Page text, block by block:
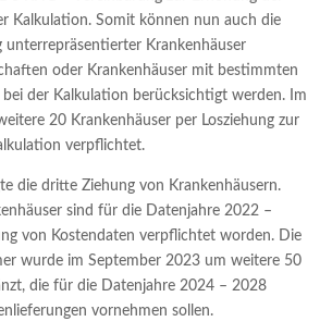
Kalkulation. Somit können nun auch die
unterrepräsentierter Krankenhäuser
oder Krankenhäuser mit bestimmten
bei der Kalkulation berücksichtigt werden. Im
20 Krankenhäuser per Losziehung zur
verpflichtet.
die dritte Ziehung von Krankenhäusern.
sind für die Datenjahre 2022 –
von Kostendaten verpflichtet worden. Die
wurde im September 2023 um weitere 50
die für die Datenjahre 2024 – 2028
vornehmen sollen.